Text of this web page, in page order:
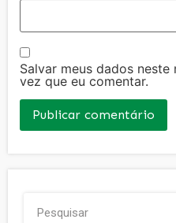
Salvar meus dados
vez que eu comentar.